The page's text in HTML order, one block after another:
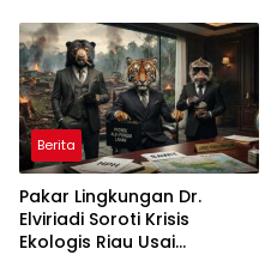
Berita
Pakar Lingkungan Dr.
Elviriadi Soroti Krisis
Ekologis Riau Usai